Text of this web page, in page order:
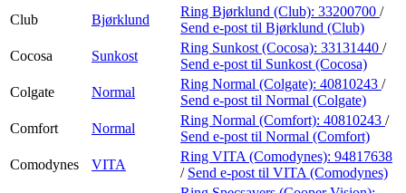
Club
Bjørklund
Ring Bjørklund (Club): 33200700 /
Send e-post til Bjørklund (Club)
Cocosa
Sunkost
Ring Sunkost (Cocosa): 33131440 /
Send e-post til Sunkost (Cocosa)
Colgate
Normal
Ring Normal (Colgate): 40810243 /
Send e-post til Normal (Colgate)
Comfort
Normal
Ring Normal (Comfort): 40810243 /
Send e-post til Normal (Comfort)
Comodynes
VITA
Ring VITA (Comodynes): 94817638
/ Send e-post til VITA (Comodynes)